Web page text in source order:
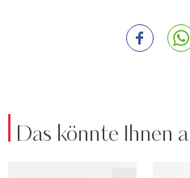
Das könnte Ihnen